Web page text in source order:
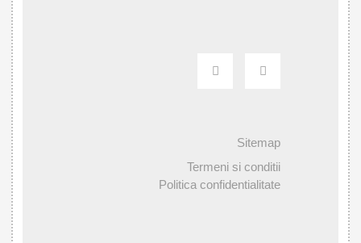
Sitemap
Termeni si conditii
Politica confidentialitate